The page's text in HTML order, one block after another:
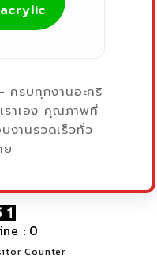
ครบทุกงานอะคริ
ราเอง คุณภาพที่
งานรวดเร็วทั่ว
ย
: 0
Counter